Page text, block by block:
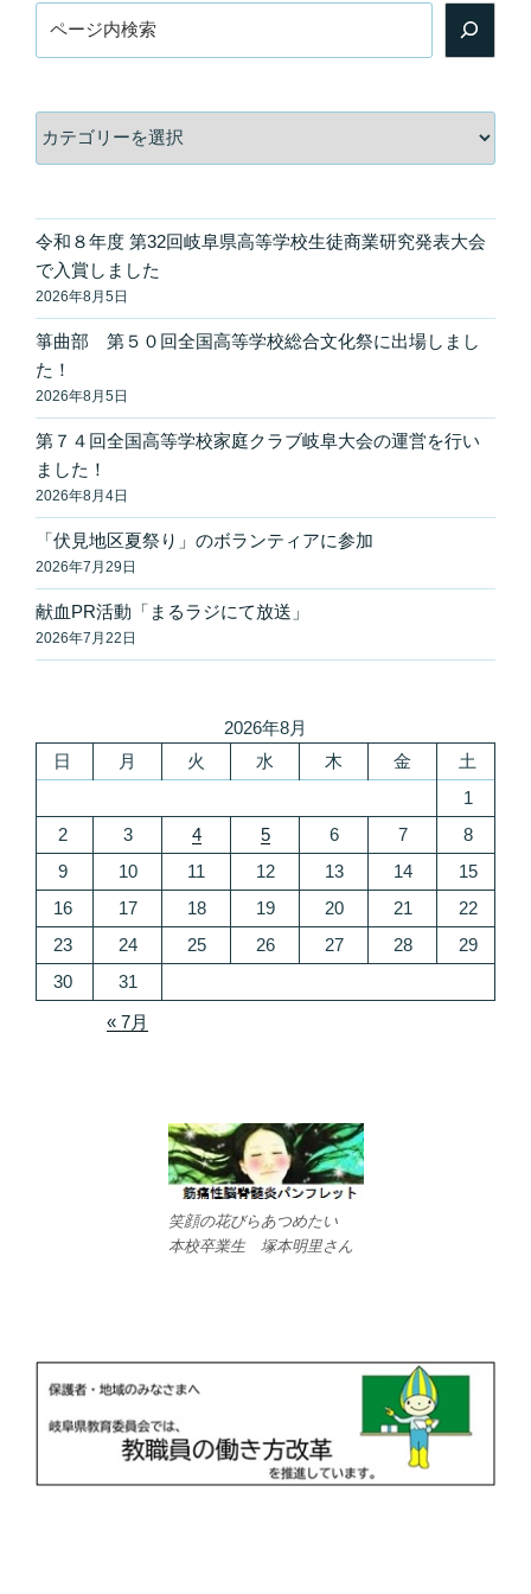
テ
ー
令和８年度 第32回岐阜県高等学校生徒商業研究発表大会
で入賞しました
2026年8月5日
箏曲部 第５０回全国高等学校総合文化祭に出場しまし
た！
2026年8月5日
第７４回全国高等学校家庭クラブ岐阜大会の運営を行い
ました！
2026年8月4日
「伏見地区夏祭り」のボランティアに参加
2026年7月29日
献血PR活動「まるラジにて放送」
2026年7月22日
2026年8月
日
月 火 水 木 金
土
1
2
3 4 5 6 7
8
9
10 11 12 13 14
15
16
17 18 19 20 21
22
23
24 25 26 27 28
29
30
31
« 7月
笑顔の花びらあつめたい
本校卒業生 塚本明里さん